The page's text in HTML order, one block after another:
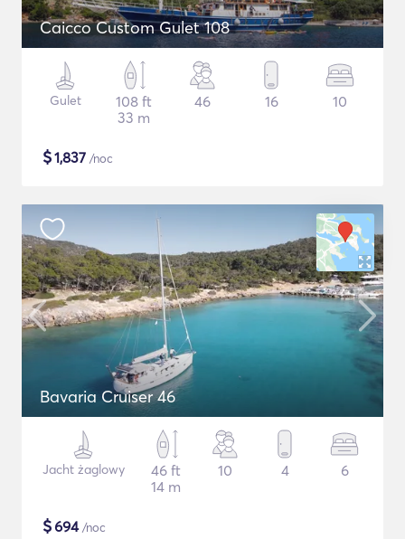
Caicco Custom Gulet 108
Gulet
108 ft
33 m
46 16 10
$1,837 /noc
Bavaria Cruiser 46
Jacht żaglowy
46 ft
14 m
10 4 6
$694/noc